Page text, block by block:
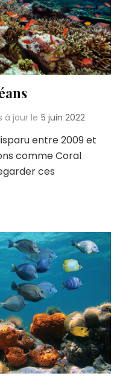
à jour le 5 juin 2022
entre 2009 et
comme Coral
ces